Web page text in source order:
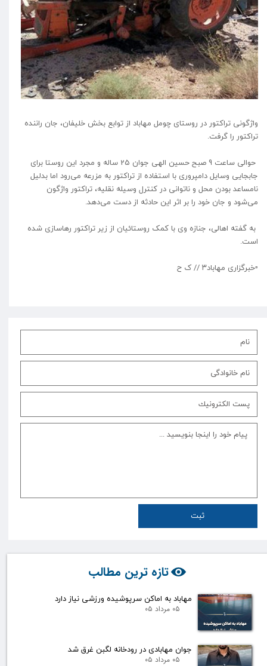
واژگونی تراکتور در روستای چومل مهاباد از توابع بخش خلیفان، جان راننده
تراکتور را گرفت.
حوالی ساعت 9 صبح حسین الهی جوان 25 ساله و مجرد این روستا برای
جابجایی وسایل دامپروری با استفاده از تراکتور به مزرعه می‌رود اما بدلیل
نامساعد بودن محل و ناتوانی در کنترل وسیله نقلیه، تراکتور واژگون
می‌شود و جان خود را بر اثر این حادثه از دست می‌دهد.
به گفته اهالی، جنازه وی با کمک روستائیان از زیر تراکتور رهاسازی شده
است.
▫️⁩خبرگزاری مهاباد۳ // ک ح
تازه ترین مطالب
مهاباد به اماکن سرپوشیده ورزشی نیاز دارد
۰۵ مرداد ۰۵
جوان مهابادی در رودخانه لگبن غرق شد
۰۵ مرداد ۰۵
ثبت